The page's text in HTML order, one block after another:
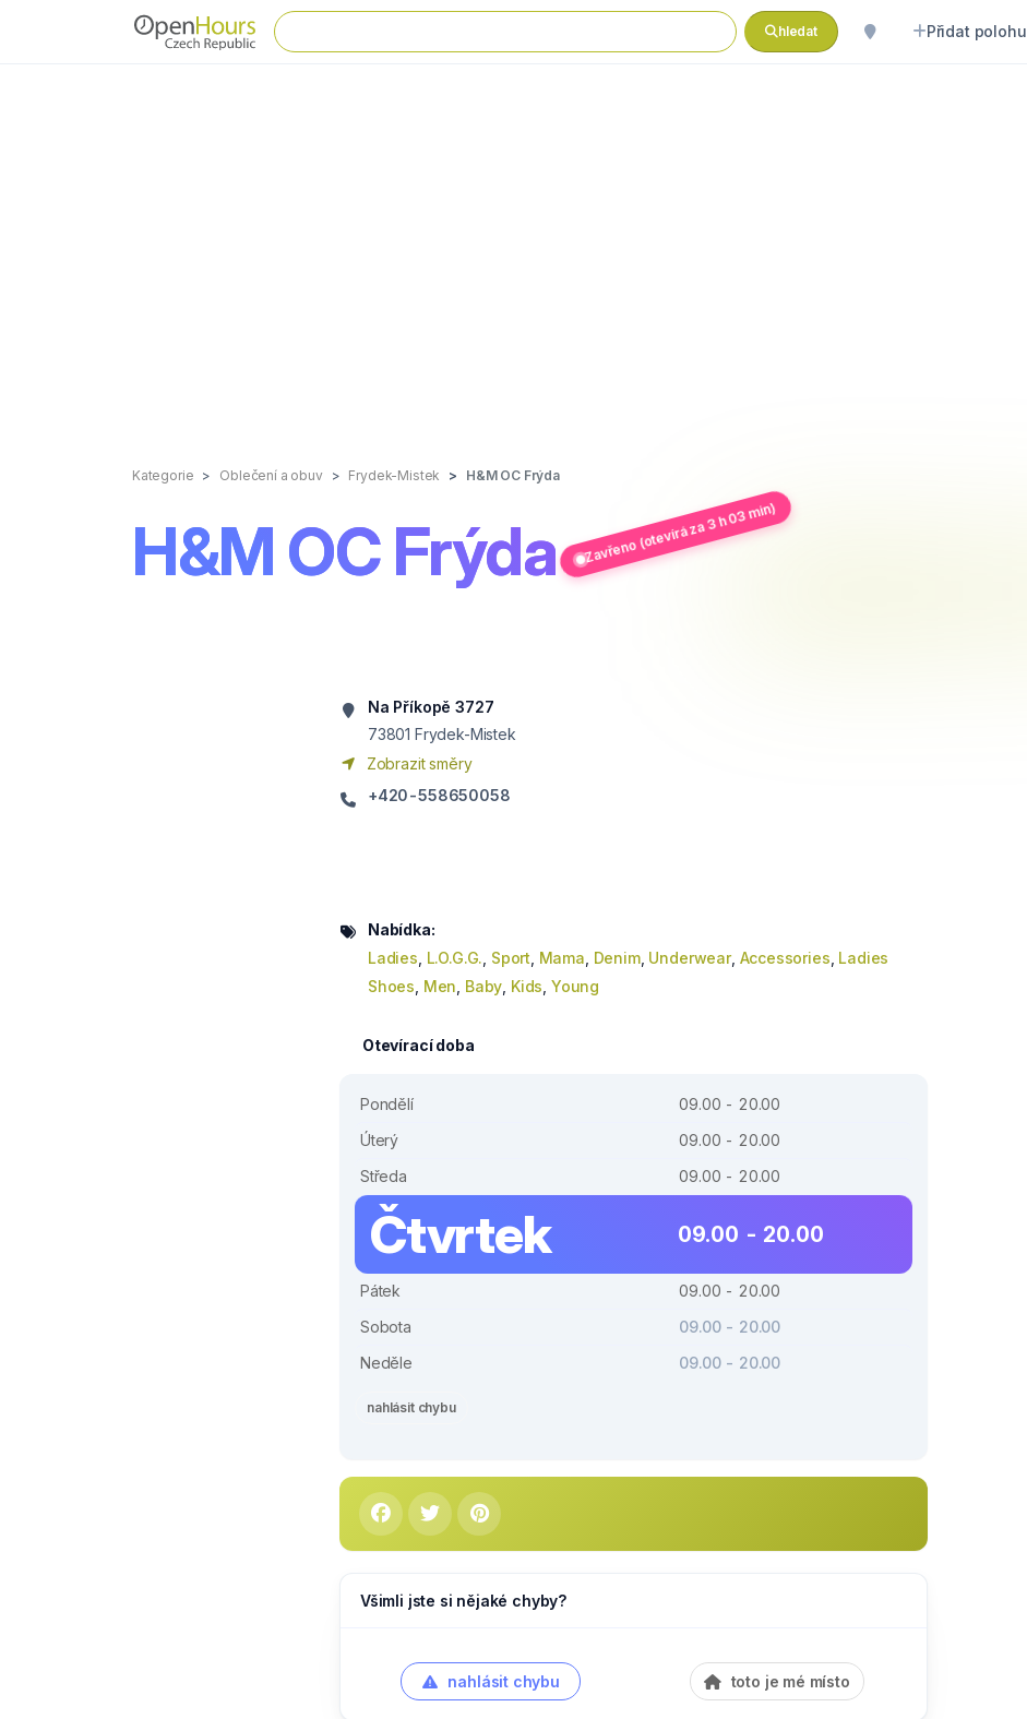
hledat Přidat polohu
Kategorie Oblečení a obuv Frydek-Mistek H&M OC Frýda
H&M OC Frýda Zavřeno (otevírá za 3 h 03 min)
Na Příkopě 3727
73801 Frydek-Mistek
Zobrazit směry
+420-558650058
Nabídka:
Ladies L.O.G.G. Sport Mama Denim, Underwear, Accessories Ladies
Shoes Men Baby Kids Young
Otevírací doba
Pondělí
09.00 - 20.00
Úterý
09.00 - 20.00
Středa
09.00 - 20.00
Čtvrtek 09.00 - 20.00
Pátek
09.00 - 20.00
Sobota
09.00 - 20.00
Neděle
09.00 - 20.00
nahlásit chybu
Všimli jste si nějaké chyby?
nahlásit chybu toto je mé místo